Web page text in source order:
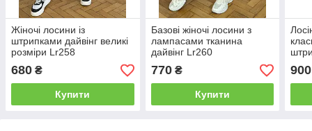
Жіночі лосини із
штрипками дайвінг великі
розміри Lr258
680 ₴
Купити
Базові жіночі лосини з
лампасами тканина
дайвінг Lr260
770₴
Купити
900